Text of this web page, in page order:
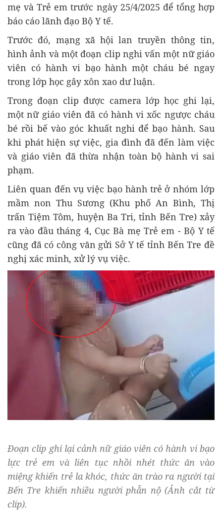
mẹ và Trẻ em trước ngày 25/4/2025 để tổng hợp
báo cáo lãnh đạo Bộ Y tế.
Trước đó, mạng xã hội lan truyền thông tin,
hình ảnh và một đoạn clip nghi vấn một nữ giáo
viên có hành vi bạo hành một cháu bé ngay
trong lớp học gây xôn xao dư luận.
Trong đoạn clip được camera lớp học ghi lại,
một nữ giáo viên đã có hành vi xốc ngược cháu
bé rồi bế vào góc khuất nghi để bạo hành. Sau
khi phát hiện sự việc, gia đình đã đến làm việc
và giáo viên đã thừa nhận toàn bộ hành vi sai
phạm.
Liên quan đến vụ việc bạo hành trẻ ở nhóm lớp
mầm non Thu Sương (Khu phố An Bình, Thị
trấn Tiệm Tôm, huyện Ba Tri, tỉnh Bến Tre) xảy
ra vào đầu tháng 4, Cục Bà mẹ Trẻ em - Bộ Y tế
cũng đã có công văn gửi Sở Y tế tỉnh Bến Tre đề
nghị xác minh, xử lý vụ việc.
Đoạn clip ghi lại cảnh nữ giáo viên có hành vi bạo
lực trẻ em và liên tục nhồi nhét thức ăn vào
miệng khiến trẻ la khóc, thức ăn trào ra người tại
Bến Tre khiến nhiều người phẫn nộ (Ảnh cắt từ
clip).